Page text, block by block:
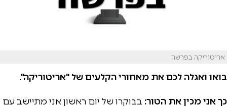
אריטוריקה בפרשה
בואו ואגלה לכם את מאחורי הקלעים של "אריטוריקה".
כך אני מכין את הטור: בבוקרו של יום ראשון אני מתיישב עם